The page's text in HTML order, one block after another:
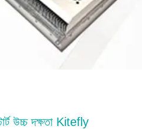
উচ্চ দক্ষতা Kitefly